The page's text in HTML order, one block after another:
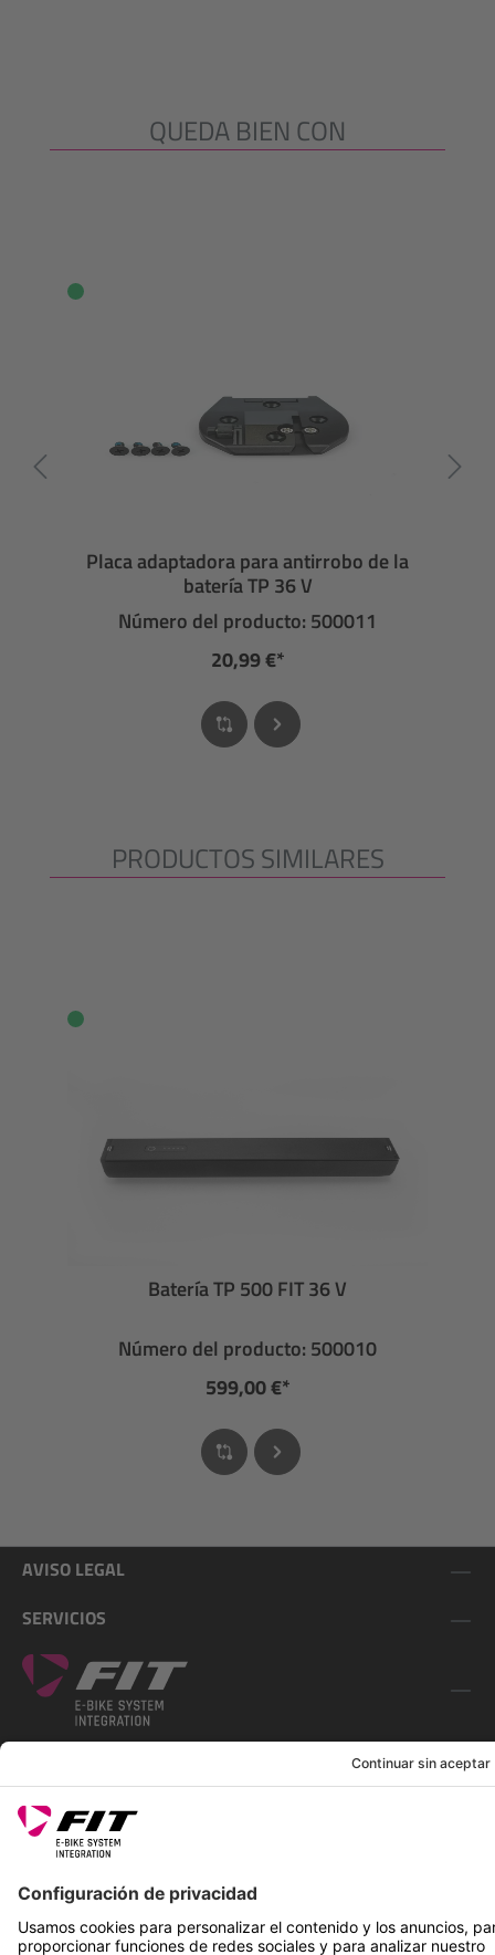
Omitir la galería de productos
QUEDA BIEN CON
Placa adaptadora para antirrobo de la
batería TP 36 V
Número del producto: 500011
20,99 €*
Omitir la galería de productos
PRODUCTOS SIMILARES
Batería TP 500 FIT 36 V
Número del producto: 500010
599,00 €*
AVISO LEGAL
SERVICIOS
SÍGUENOS EN
*Precio de venta recomendado incl. IVA más gastos de envío
Rotax Bike Technology AG © 2025